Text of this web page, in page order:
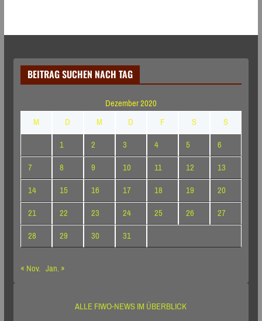
BEITRAG SUCHEN NACH TAG
Dezember 2020
M
D M D F S
S
1
2 3 4 5
6
7
8 9 10 11 12
13
14
15 16 17 18 19
20
21
22 23 24 25 26
27
28
29 30
31
« Nov. Jan. »
ALLE FIWO-NEWS IM ÜBERBLICK